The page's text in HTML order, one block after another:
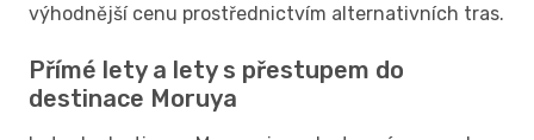
výhodnější cenu prostřednictvím alternativních tras.
Přímé lety a lety s přestupem do
destinace Moruya